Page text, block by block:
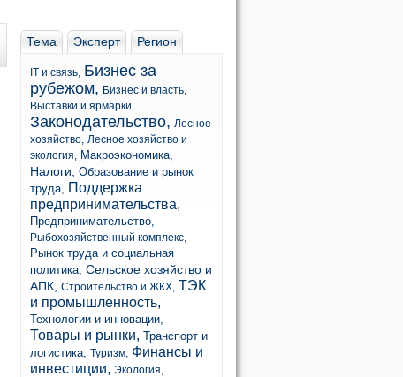
Тема Эксперт Регион
IT и связь, Бизнес за
рубежом, Бизнес и власть,
Выставки и ярмарки,
Законодательство, Лесное
хозяйство, Лесное хозяйство и
экология, Макроэкономика,
Налоги, Образование и рынок
труда, Поддержка
предпринимательства,
Предпринимательство,
Рыбохозяйственный комплекс,
Рынок труда и социальная
политика, Сельское хозяйство и
АПК, Строительство и ЖКХ, ТЭК
и промышленность,
Технологии и инновации,
Товары и рынки, Транспорт и
логистика, Туризм, Финансы и
инвестиции, Экология,